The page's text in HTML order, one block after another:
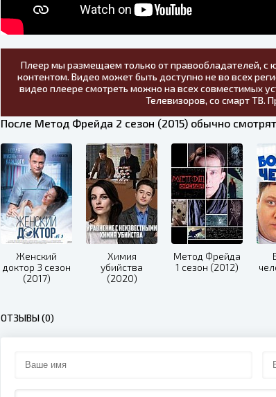
Плеер мы размещаем только от правообладателей, с
контентом. Видео может быть доступно не во всех
видео плеере смотреть можно на всех совместимых
Телевизоров, со смарт ТВ.
После Метод Фрейда 2 сезон (2015) обычно
Женский
доктор 3 сезон
(2017)
Химия
убийства
(2020)
Метод Фрейда
1 сезон (2012)
ОТЗЫВЫ (0)